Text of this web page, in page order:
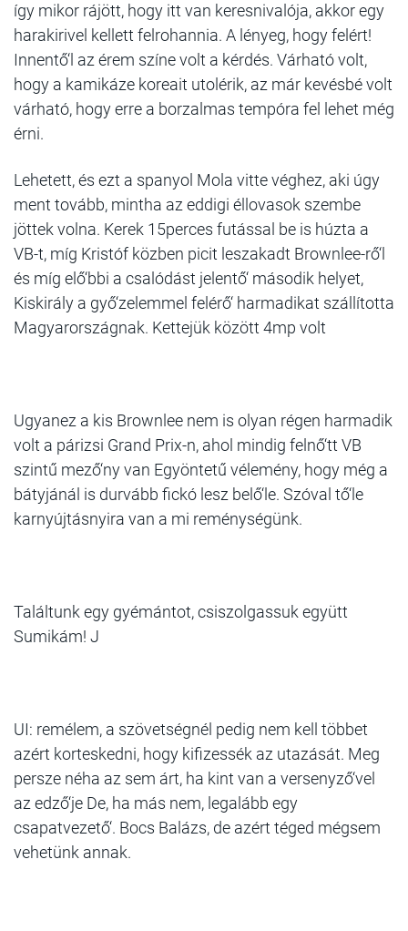
így mikor rájött, hogy itt van keresnivalója, akkor egy
harakirivel kellett felrohannia. A lényeg, hogy felért!
Innentő‘l az érem színe volt a kérdés. Várható volt,
hogy a kamikáze koreait utolérik, az már kevésbé volt
várható, hogy erre a borzalmas tempóra fel lehet még
érni.
Lehetett, és ezt a spanyol Mola vitte véghez, aki úgy
ment tovább, mintha az eddigi éllovasok szembe
jöttek volna. Kerek 15perces futással be is húzta a
VB-t, míg Kristóf közben picit leszakadt Brownlee-rő‘l
és míg elő‘bbi a csalódást jelentő‘ második helyet,
Kiskirály a győ‘zelemmel felérő‘ harmadikat szállította
Magyarországnak. Kettejük között 4mp volt
Ugyanez a kis Brownlee nem is olyan régen harmadik
volt a párizsi Grand Prix-n, ahol mindig felnő‘tt VB
szintű mező‘ny van Egyöntetű vélemény, hogy még a
bátyjánál is durvább fickó lesz belő‘le. Szóval tő‘le
karnyújtásnyira van a mi reménységünk.
Találtunk egy gyémántot, csiszolgassuk együtt
Sumikám! J
UI: remélem, a szövetségnél pedig nem kell többet
azért korteskedni, hogy kifizessék az utazását. Meg
persze néha az sem árt, ha kint van a versenyző‘vel
az edző‘je De, ha más nem, legalább egy
csapatvezető‘. Bocs Balázs, de azért téged mégsem
vehetünk annak.